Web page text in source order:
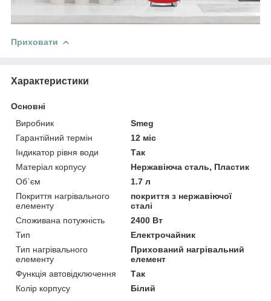
Приховати
Характеристики
Основні
Виробник
Smeg
Гарантійний термін
12 міс
Індикатор рівня води
Так
Матеріал корпусу
Нержавіюча сталь, Пластик
Об`єм
1.7 л
Покриття нагрівального
елементу
покриття з нержавіючої
сталі
Споживана потужність
2400 Вт
Тип
Електрочайник
Тип нагрівального
елементу
Прихований нагрівальний
елемент
Функція автовідключення
Так
Колір корпусу
Білий